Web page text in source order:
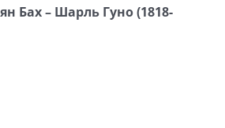
Бах – Шарль Гуно (1818-